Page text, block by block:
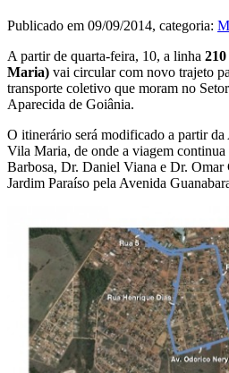
Publicado em 09/09/2014, categoria:
A partir de quarta-feira, 10, a linha 210
Maria) vai circular com novo trajeto
transporte coletivo que moram no
Aparecida de Goiânia.
O itinerário será modificado a partir
Vila Maria, de onde a viagem continua
Barbosa, Dr. Daniel Viana e Dr. Omar
Jardim Paraíso pela Avenida